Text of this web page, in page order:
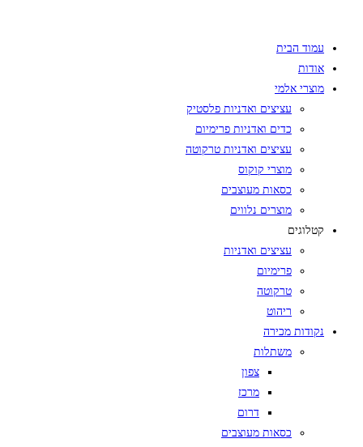
עמוד הבית
אודות
מוצרי אלמי
עציצים ואדניות פלסטיק
כדים ואדניות פרימיום
עציצים ואדניות טרקוטה
מוצרי קוקוס
כסאות מעוצבים
מוצרים נלווים
קטלוגים
עציצים ואדניות
פרימיום
טרקוטה
ריהוט
נקודות מכירה
משתלות
צפון
מרכז
דרום
כסאות מעוצבים